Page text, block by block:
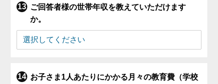
ご回答者様の世帯年収を教えていただけます
か。
お子さま1人あたりにかかる月々の教育費（学校